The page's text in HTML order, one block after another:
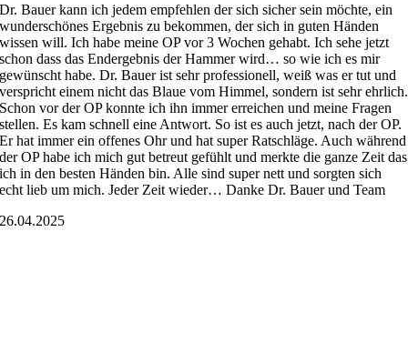
Dr. Bauer kann ich jedem empfehlen der sich sicher sein möchte, ein
wunderschönes Ergebnis zu bekommen, der sich in guten Händen
wissen will. Ich habe meine OP vor 3 Wochen gehabt. Ich sehe jetzt
schon dass das Endergebnis der Hammer wird… so wie ich es mir
gewünscht habe. Dr. Bauer ist sehr professionell, weiß was er tut und
verspricht einem nicht das Blaue vom Himmel, sondern ist sehr ehrlich.
Schon vor der OP konnte ich ihn immer erreichen und meine Fragen
stellen. Es kam schnell eine Antwort. So ist es auch jetzt, nach der OP.
Er hat immer ein offenes Ohr und hat super Ratschläge. Auch während
der OP habe ich mich gut betreut gefühlt und merkte die ganze Zeit das
ich in den besten Händen bin. Alle sind super nett und sorgten sich
echt lieb um mich. Jeder Zeit wieder… Danke Dr. Bauer und Team
26.04.2025